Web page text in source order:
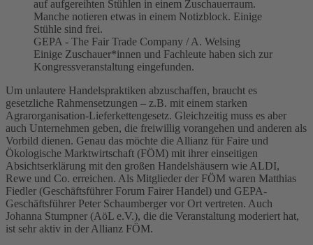
GEPA - The Fair Trade Company / A. Welsing
Einige Zuschauer*innen und Fachleute haben sich zur
Kongressveranstaltung eingefunden.
Um unlautere Handelspraktiken abzuschaffen, braucht es
gesetzliche Rahmensetzungen – z.B. mit einem starken
Agrarorganisation-Lieferkettengesetz. Gleichzeitig muss es aber
auch Unternehmen geben, die freiwillig vorangehen und anderen als
Vorbild dienen. Genau das möchte die Allianz für Faire und
Ökologische Marktwirtschaft (FÖM) mit ihrer einseitigen
Absichtserklärung mit den großen Handelshäusern wie ALDI,
Rewe und Co. erreichen. Als Mitglieder der FÖM waren Matthias
Fiedler (Geschäftsführer Forum Fairer Handel) und GEPA-
Geschäftsführer Peter Schaumberger vor Ort vertreten. Auch
Johanna Stumpner (AöL e.V.), die die Veranstaltung moderiert hat,
ist sehr aktiv in der Allianz FÖM.